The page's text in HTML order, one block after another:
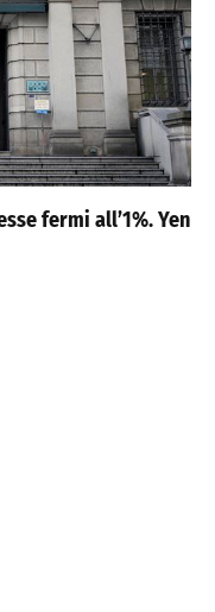
fermi all’1%. Yen